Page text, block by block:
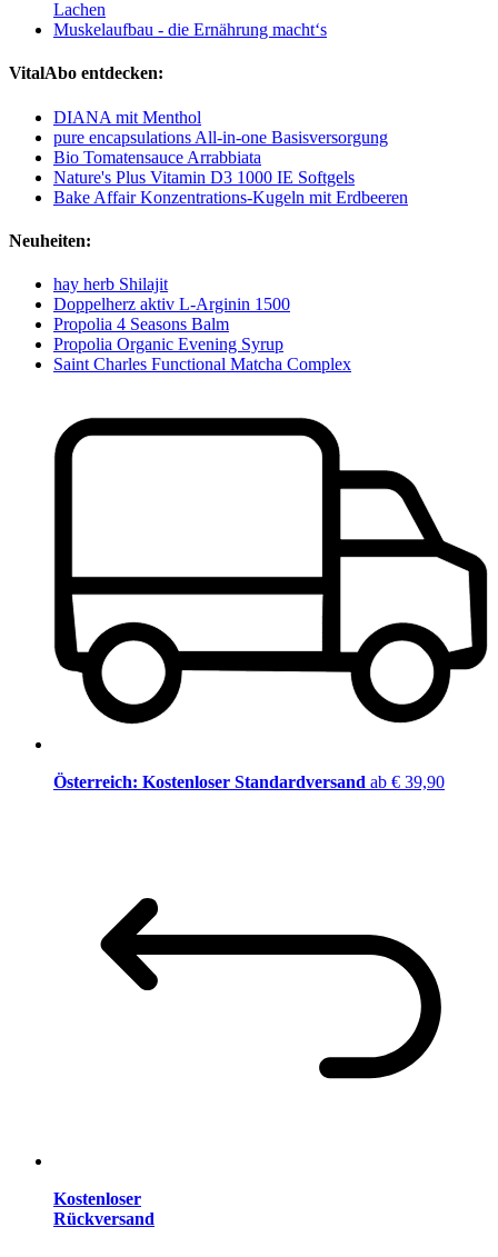
Lachen
Muskelaufbau - die Ernährung macht‘s
VitalAbo entdecken:
DIANA mit Menthol
pure encapsulations All-in-one Basisversorgung
Bio Tomatensauce Arrabbiata
Nature's Plus Vitamin D3 1000 IE Softgels
Bake Affair Konzentrations-Kugeln mit Erdbeeren
Neuheiten:
hay herb Shilajit
Doppelherz aktiv L-Arginin 1500
Propolia 4 Seasons Balm
Propolia Organic Evening Syrup
Saint Charles Functional Matcha Complex
Österreich: Kostenloser Standardversand ab € 39,90
Kostenloser
Rückversand